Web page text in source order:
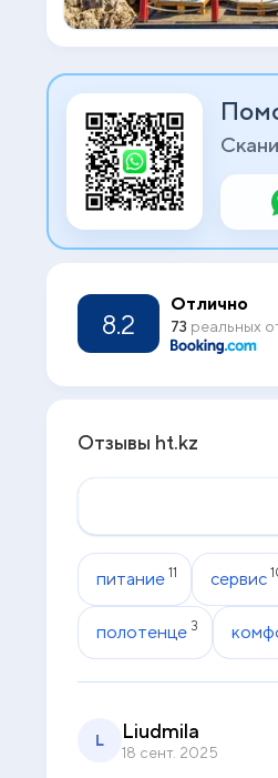
8.2
Отлично
73 реальных
Отзывы ht.kz
питание 11 сервис
полотенце 3
L Liudmila
18 сент. 2025